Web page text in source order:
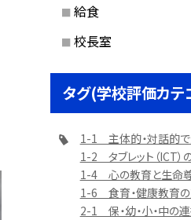
給食
校長室
タグ(学校評価カテ
1-1 主体的・対話的
1-2 タブレット（ICT）
1-4 心の教育と生命
1-6 食育・健康教育
2-1 保・幼・小・中の